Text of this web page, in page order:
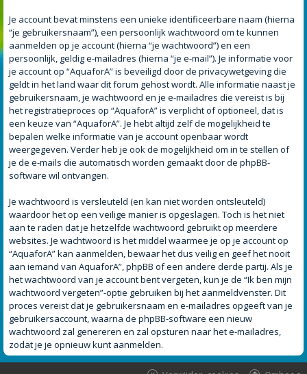
Je account bevat minstens een unieke identificeerbare naam (hierna
“je gebruikersnaam”), een persoonlijk wachtwoord om te kunnen
aanmelden op je account (hierna “je wachtwoord”) en een
persoonlijk, geldig e-mailadres (hierna “je e-mail”). Je informatie voor
je account op “AquaforA” is beveiligd door de privacywetgeving die
geldt in het land waar dit forum gehost wordt. Alle informatie naast je
gebruikersnaam, je wachtwoord en je e-mailadres die vereist is bij
het registratieproces op “AquaforA” is verplicht of optioneel, dat is
een keuze van “AquaforA”. Je hebt altijd zelf de mogelijkheid te
bepalen welke informatie van je account openbaar wordt
weergegeven. Verder heb je ook de mogelijkheid om in te stellen of
je de e-mails die automatisch worden gemaakt door de phpBB-
software wil ontvangen.
Je wachtwoord is versleuteld (en kan niet worden ontsleuteld)
waardoor het op een veilige manier is opgeslagen. Toch is het niet
aan te raden dat je hetzelfde wachtwoord gebruikt op meerdere
websites. Je wachtwoord is het middel waarmee je op je account op
“AquaforA” kan aanmelden, bewaar het dus veilig en geef het nooit
aan iemand van AquaforA”, phpBB of een andere derde partij. Als je
het wachtwoord van je account bent vergeten, kun je de “Ik ben mijn
wachtwoord vergeten”-optie gebruiken bij het aanmeldvenster. Dit
proces vereist dat je gebruikersnaam en e-mailadres opgeeft van je
gebruikersaccount, waarna de phpBB-software een nieuw
wachtwoord zal genereren en zal opsturen naar het e-mailadres,
zodat je je opnieuw kunt aanmelden.